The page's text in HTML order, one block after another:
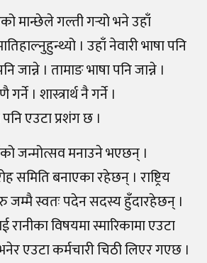
मान्छेले गल्ती गर्‍यो भने उहाँ
। उहाँ नेवारी भाषा पनि
जान्ने । तामाङ भाषा पनि जान्ने ।
। शास्त्रार्थ नै गर्ने ।
पनि एउटा प्रशंग छ ।
जन्मोत्सव मनाउने भएछन् ।
समिति बनाएका रहेछन् । राष्ट्रिय
जम्मै स्वतः पदेन सदस्य हुँदारहेछन् ।
रानीका विषयमा स्मारिकामा एउटा
एउटा कर्मचारी चिठी लिएर गएछ ।